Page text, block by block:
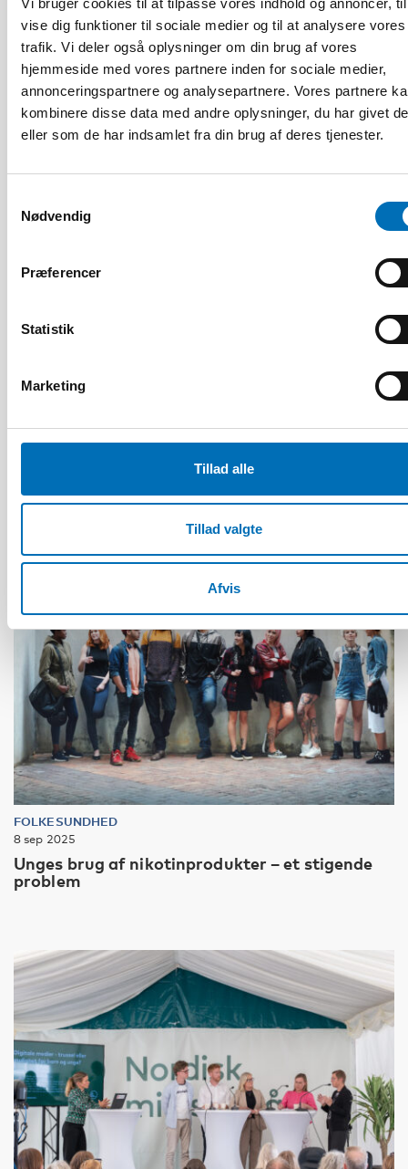
Vi bruger cookies til at tilpasse vores indhold og annoncer,
vise dig funktioner til sociale medier og til at analysere vores
trafik. Vi deler også oplysninger om din brug af vores
hjemmeside med vores partnere inden for sociale medier,
annonceringspartnere og analysepartnere. Vores partnere
kombinere disse data med andre oplysninger, du har givet
eller som de har indsamlet fra din brug af deres tjenester.
Nødvendig
Præferencer
Statistik
Marketing
Tillad alle
Tillad valgte
Afvis
Relaterede nyheder
HANDICAP
Unga med funktionsnedsättning efterlyser
tydligare information om fri rörlighet
FOLKESUNDHED
8 sep 2025
Unges brug af nikotinprodukter – et stigende
problem